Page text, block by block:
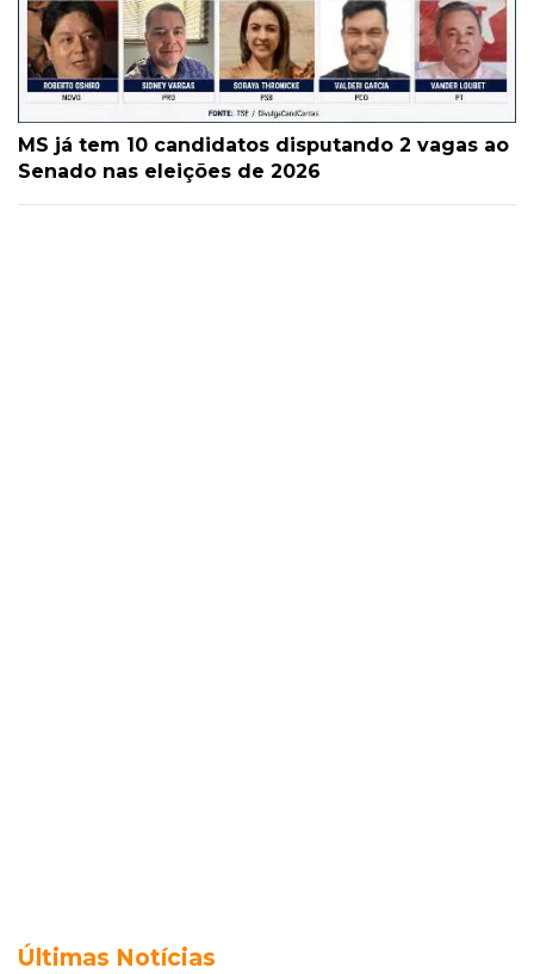
MS já tem 10 candidatos disputando 2 vagas ao
Senado nas eleições de 2026
Últimas Notícias